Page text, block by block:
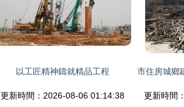
以工匠精神鑄就精品工程
更新時間：2026-08-06 01:14:38 更新時間